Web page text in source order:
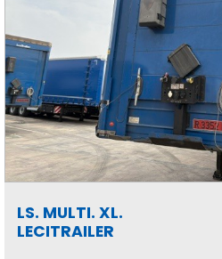
LS. MULTI. XL.
LECITRAILER